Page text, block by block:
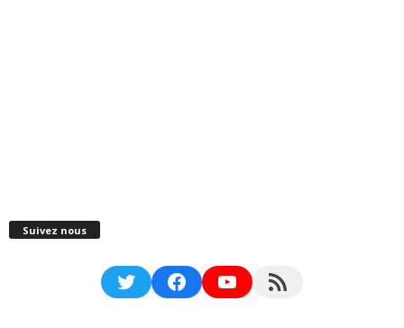
Suivez nous
TwitterFacebookYouTubeRSS Feed